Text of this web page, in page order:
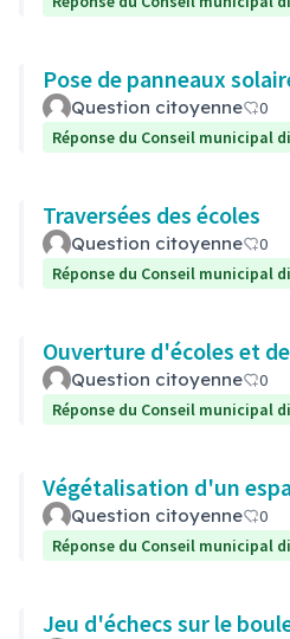
Pose de panneaux
Question citoyenne
0
Réponse du Conseil municipal
Traversées des écoles
Question citoyenne
0
Réponse du Conseil municipal
Ouverture d'écoles et
Question citoyenne
0
Réponse du Conseil municipal
Végétalisation d'un
Question citoyenne
0
Réponse du Conseil municipal
Jeu d'échecs sur le